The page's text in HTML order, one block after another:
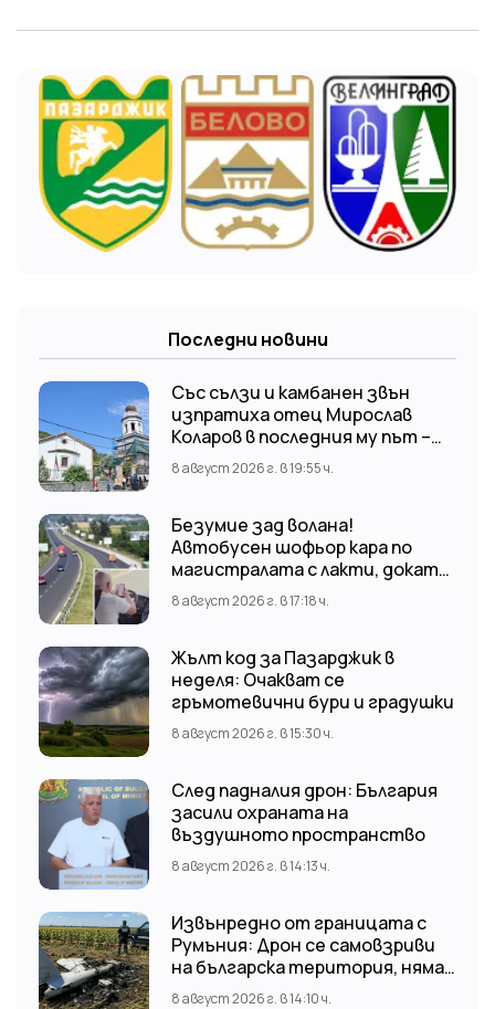
Последни новини
Със сълзи и камбанен звън
изпратиха отец Мирослав
Коларов в последния му път –
Пловдивският митрополит
Николай отслужи опелото
8 август 2026 г. в 19:55 ч.
Безумие зад волана!
Автобусен шофьор кара по
магистралата с лакти, докато
гледа TikTok
8 август 2026 г. в 17:18 ч.
Жълт код за Пазарджик в
неделя: Очакват се
гръмотевични бури и градушки
8 август 2026 г. в 15:30 ч.
След падналия дрон: България
засили охраната на
въздушното пространство
8 август 2026 г. в 14:13 ч.
Извънредно от границата с
Румъния: Дрон се самовзриви
на българска територия, няма
щети
8 август 2026 г. в 14:10 ч.